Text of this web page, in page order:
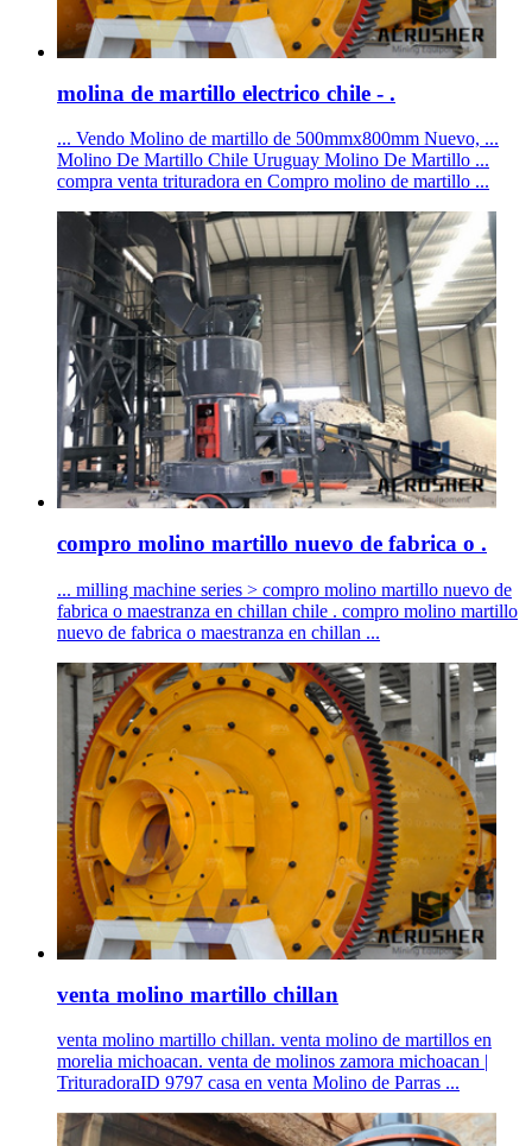
molina de martillo electrico chile - .
... Vendo Molino de martillo de 500mmx800mm Nuevo, ...
Molino De Martillo Chile Uruguay Molino De Martillo ...
compra venta trituradora en Compro molino de martillo ...
compro molino martillo nuevo de fabrica o .
... milling machine series > compro molino martillo nuevo de
fabrica o maestranza en chillan chile . compro molino martillo
nuevo de fabrica o maestranza en chillan ...
venta molino martillo chillan
venta molino martillo chillan. venta molino de martillos en
morelia michoacan. venta de molinos zamora michoacan |
TrituradoraID 9797 casa en venta Molino de Parras ...